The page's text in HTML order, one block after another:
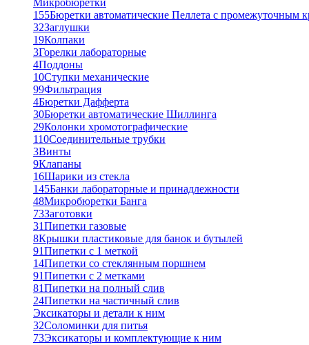
Микробюретки
155Бюретки автоматические Пеллета с промежуточным
32Заглушки
19Колпаки
3Горелки лабораторные
4Поддоны
10Ступки механические
99Фильтрация
4Бюретки Дафферта
30Бюретки автоматические Шиллинга
29Колонки хромотографические
110Соединительные трубки
3Винты
9Клапаны
16Шарики из стекла
145Банки лабораторные и принадлежности
48Микробюретки Банга
73Заготовки
31Пипетки газовые
8Крышки пластиковые для банок и бутылей
91Пипетки с 1 меткой
14Пипетки со стеклянным поршнем
91Пипетки с 2 метками
81Пипетки на полный слив
24Пипетки на частичный слив
Эксикаторы и детали к ним
32Соломинки для питья
73Эксикаторы и комплектующие к ним